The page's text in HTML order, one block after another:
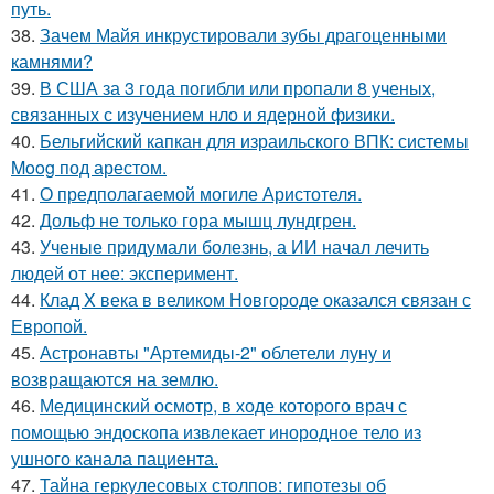
путь.
38. Зачем Майя инкрустировали зубы драгоценными
камнями?
39. В США за 3 года погибли или пропали 8 ученых,
связанных с изучением нло и ядерной физики.
40. Бельгийский капкан для израильского ВПК: системы
Moog под арестом.
41. О предполагаемой могиле Аристотеля.
42. Дольф не только гора мышц лундгрен.
43. Ученые придумали болезнь, а ИИ начал лечить
людей от нее: эксперимент.
44. Клад X века в великом Новгороде оказался связан с
Европой.
45. Астронавты "Артемиды-2" облетели луну и
возвращаются на землю.
46. Медицинский осмотр, в ходе которого врач с
помощью эндоскопа извлекает инородное тело из
ушного канала пациента.
47. Тайна геркулесовых столпов: гипотезы об